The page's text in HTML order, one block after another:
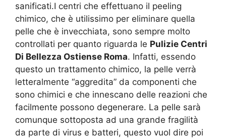
sanificati.I centri che effettuano il peeling
chimico, che è utilissimo per eliminare quella
pelle che è invecchiata, sono sempre molto
controllati per quanto riguarda le Pulizie Centri
Di Bellezza Ostiense Roma. Infatti, essendo
questo un trattamento chimico, la pelle verrà
letteralmente “aggredita” da componenti che
sono chimici e che innescano delle reazioni che
facilmente possono degenerare. La pelle sarà
comunque sottoposta ad una grande fragilità
da parte di virus e batteri, questo vuol dire poi